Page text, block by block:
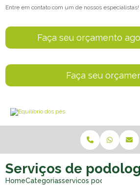
Entre em contato com um de nossos especialistas!
Faça seu orçamento
Faça seu
HomeCategoriasservicos podologia
Serviços de